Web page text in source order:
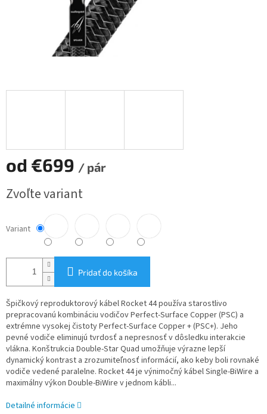
od €699 / pár
cena:
Zvoľte variant
Variant
Pridať do košíka
Špičkový reproduktorový kábel Rocket 44 používa starostlivo
prepracovanú kombináciu vodičov Perfect-Surface Copper (PSC) a
extrémne vysokej čistoty Perfect-Surface Copper + (PSC+). Jeho
pevné vodiče eliminujú tvrdosť a nepresnosť v dôsledku interakcie
vlákna. Konštrukcia Double-Star Quad umožňuje výrazne lepší
dynamický kontrast a zrozumiteľnosť informácií, ako keby boli rovnaké
vodiče vedené paralelne. Rocket 44 je výnimočný kábel Single-BiWire a
maximálny výkon Double-BiWire v jednom kábli...
Detailné informácie